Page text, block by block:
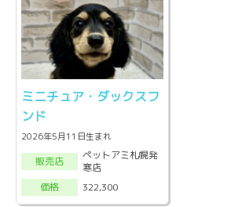
ミニチュア・ダックスフ
ンド
2026年5月11日生まれ
販売店
ペットアミ札幌発
寒店
価格
322,300